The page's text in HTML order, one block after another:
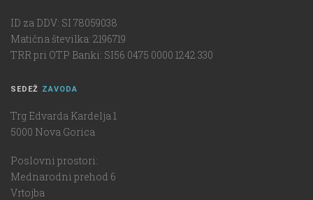
ID za DDV: SI 78059038
Matična številka: 2196719
TRR pri OTP Banki: SI56 0475 0000 1242 330
SEDEŽ ZAVODA
Trg Edvarda Kardelja 1
5000 Nova Gorica
Poslovni prostori:
Mednarodni prehod 6
Vrtojba